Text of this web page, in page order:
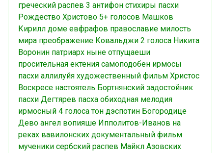
греческий распев 3 антифон стихиры пасхи
Рождество Христово 5+ голосов Машков
Кирилл доме евфрафов православие милость
мира преображение Ковальджи 2 голоса Никита
Воронин патриарх ныне отпущаеши
просительная ектения самоподобен ирмосы
пасхи аллилуйя художественный фильм Христос
Воскресе настоятель Бортнянский задостойник
пасхи Дегтярев пасха обиходная мелодия
ирмосный 4 голоса тон дэспотин Богородице
Дево ангел вопияше Ипполитов-Иванов на
реках вавилонских документальный фильм
мученики сербский распев Майкл Азовских